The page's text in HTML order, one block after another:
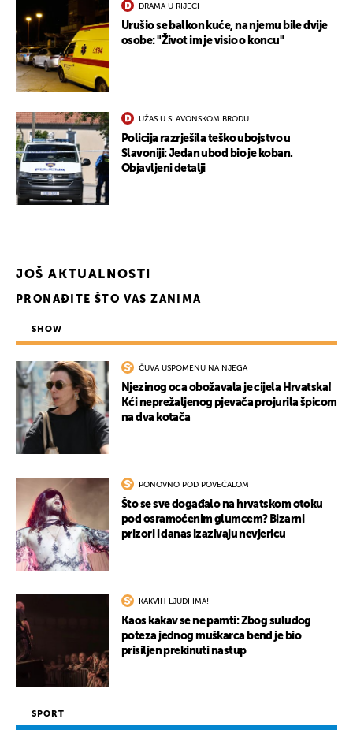
DRAMA U RIJECI
Urušio se balkon kuće, na njemu bile dvije
osobe: "Život im je visio o koncu"
UŽAS U SLAVONSKOM BRODU
Policija razrješila teško ubojstvo u
Slavoniji: Jedan ubod bio je koban.
Objavljeni detalji
JOŠ AKTUALNOSTI
PRONAĐITE ŠTO VAS ZANIMA
SHOW
ČUVA USPOMENU NA NJEGA
Njezinog oca obožavala je cijela Hrvatska!
Kći neprežaljenog pjevača projurila špicom
na dva kotača
PONOVNO POD POVEĆALOM
Što se sve događalo na hrvatskom otoku
pod osramoćenim glumcem? Bizarni
prizori i danas izazivaju nevjericu
KAKVIH LJUDI IMA!
Kaos kakav se ne pamti: Zbog suludog
poteza jednog muškarca bend je bio
prisiljen prekinuti nastup
SPORT